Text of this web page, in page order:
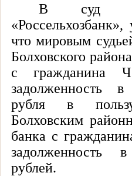
В суд
«Россельхозбанк»,
что мировым
Болховского
с гражданина
задолженность
рубля в
Болховским
банка с
задолженность
в
рублей.